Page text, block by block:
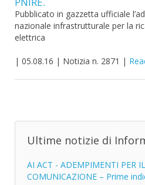
Pubblicato in gazzetta ufficiale
nazionale infrastrutturale per la
elettrica
| 05.08.16 | Notizia n. 2871 |
Ultime notizie di
AI ACT - ADEMPIMENTI PER
COMUNICAZIONE – Prime